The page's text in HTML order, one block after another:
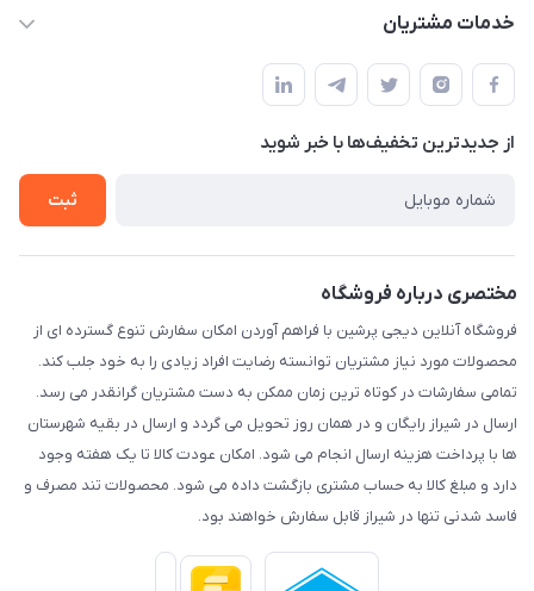
حساب کاربری
لیست محصولات
درباره ما
خدمات مشتریان
قوانین و مقررات
حریم خصوصی
راهنما
از جدید‌ترین تخفیف‌ها با‌ خبر شوید
ثبت
مختصری درباره فروشگاه
فروشگاه آنلاین دیجی پرشین با فراهم آوردن امکان سفارش تنوع گسترده ای از
محصولات مورد نیاز مشتریان توانسته رضایت افراد زیادی را به خود جلب کند.
تمامی سفارشات در کوتاه ترین زمان ممکن به دست مشتریان گرانقدر می رسد.
ارسال در شیراز رایگان و در همان روز تحویل می گردد و ارسال در بقیه شهرستان
ها با پرداخت هزینه ارسال انجام می شود. امکان عودت کالا تا یک هفته وجود
دارد و مبلغ کالا به حساب مشتری بازگشت داده می شود. محصولات تند مصرف و
فاسد شدنی تنها در شیراز قابل سفارش خواهند بود.